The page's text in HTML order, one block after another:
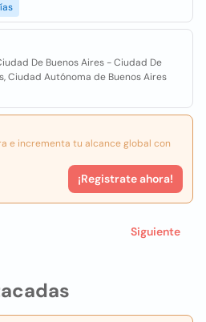
De Buenos Aires - Ciudad De
Ciudad Autónoma de Buenos Aires
e incrementa tu alcance global con
¡Registrate ahora!
Siguiente